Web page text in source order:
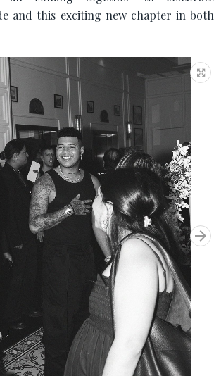
and this exciting new chapter in both